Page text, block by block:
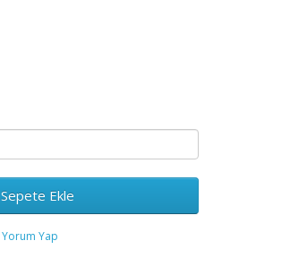
Sepete Ekle
Yorum Yap